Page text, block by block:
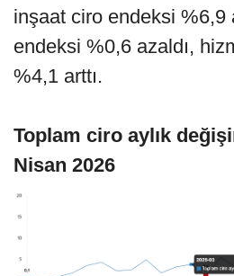
inşaat ciro endeksi %6,9
endeksi %0,6 azaldı,
%4,1 arttı.
Toplam ciro aylık
Nisan 2026